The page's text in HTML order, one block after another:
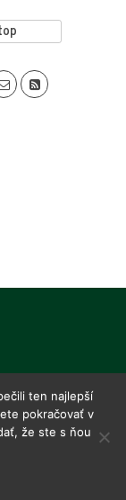
ten najlepší
pokračovať v
že ste s ňou